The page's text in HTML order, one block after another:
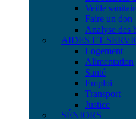
Veille
Faire un don
Analyse des
AIDES ET
Logement
Alimentation
Santé
Emploi
Transport
Justice
SÉNIORS